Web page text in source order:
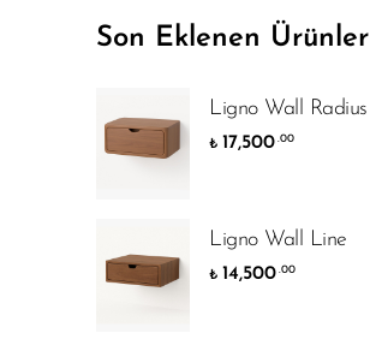
Son Eklenen Ürünler
Ligno Wall Radius
₺ 17,500 .00
Ligno Wall Line
₺ 14,500 .00